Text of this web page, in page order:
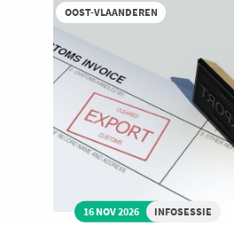
generational
leadership
de
toekomst
van
finance
OOST-VLAANDEREN
16 NOV 2026 INFOSESSIE